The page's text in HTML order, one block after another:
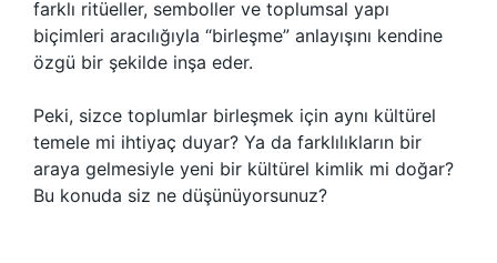
farklı ritüeller, semboller ve toplumsal yapı
biçimleri aracılığıyla “birleşme” anlayışını kendine
özgü bir şekilde inşa eder.
Peki, sizce toplumlar birleşmek için aynı kültürel
temele mi ihtiyaç duyar? Ya da farklılıkların bir
araya gelmesiyle yeni bir kültürel kimlik mi doğar?
Bu konuda siz ne düşünüyorsunuz?